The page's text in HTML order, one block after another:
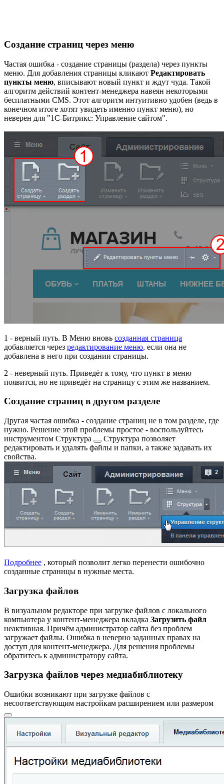
Создание страниц через меню
Частая ошибка - создание страницы (раздела) через пункты
меню. Для добавления страницы кликают Редактировать
пункты меню, вписывают новый пункт и ждут чуда. Такой
алгоритм действий контент-менеджера навеян некоторыми
бесплатными CMS. Этот алгоритм интуитивно удобен (ведь в
конечном итоге хотят увидеть именно пункт меню), но
неверен для "1С-Битрикс: Управление сайтом".
1 - верный путь. В Меню вновь созданная страница
добавляется через редактирование меню, если она не
добавлена в него при создании страницы.
2 - неверный путь. Приведёт к тому, что пункт в меню
появится, но не приведёт на страницу с этим же названием.
Создание страниц в другом разделе
Другая частая ошибка - создание страниц не в том разделе, где
нужно. Решение этой проблемы простое - воспользуйтесь
инструментом Структура
Структура позволяет
редактировать и удалять файлы и папки, а также задавать их
свойства.
Подробнее , который позволит легко перенести ошибочно
созданные страницы в нужные места.
Загрузка файлов
В визуальном редакторе при загрузке файлов с локального
компьютера у контент-менеджера вкладка Загрузить файл
неактивная. Причём администратор сайта без проблем
загружает файлы. Ошибка в неверно заданных правах на
доступ для контент-менеджера. Для решения проблемы
обратитесь к администратору сайта.
Загрузка файлов через медиабиблиотеку
Ошибки возникают при загрузке файлов с
несоответствующим настройкам расширением или размером